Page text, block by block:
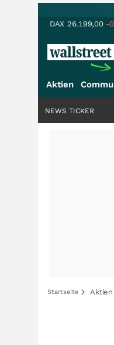
DAX 26.199,00 -
Aktien
NEWS TICKER
Startseite Aktien